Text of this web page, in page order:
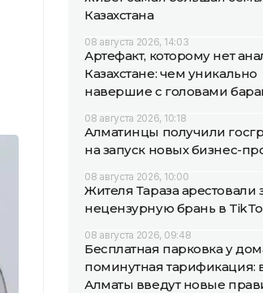
Казахстана
08 августа 2026, 14:03
Артефакт, которому нет
Казахстане: чем уникально
навершие с головами
08 августа 2026, 10:18
Алматинцы получили
на запуск новых бизнес-
08 августа 2026, 10:00
Жителя Тараза арестовали
нецензурную брань в
08 августа 2026, 09:48
Бесплатная парковка у
поминутная тарификация:
Алматы введут новые